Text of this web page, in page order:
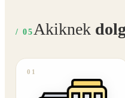
/ 05 Akiknek
01